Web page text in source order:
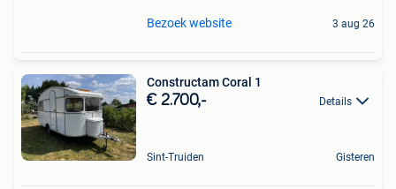
Bezoek website 3 aug 26
Constructam Coral 1
€ 2.700,- Details
Sint-Truiden Gisteren